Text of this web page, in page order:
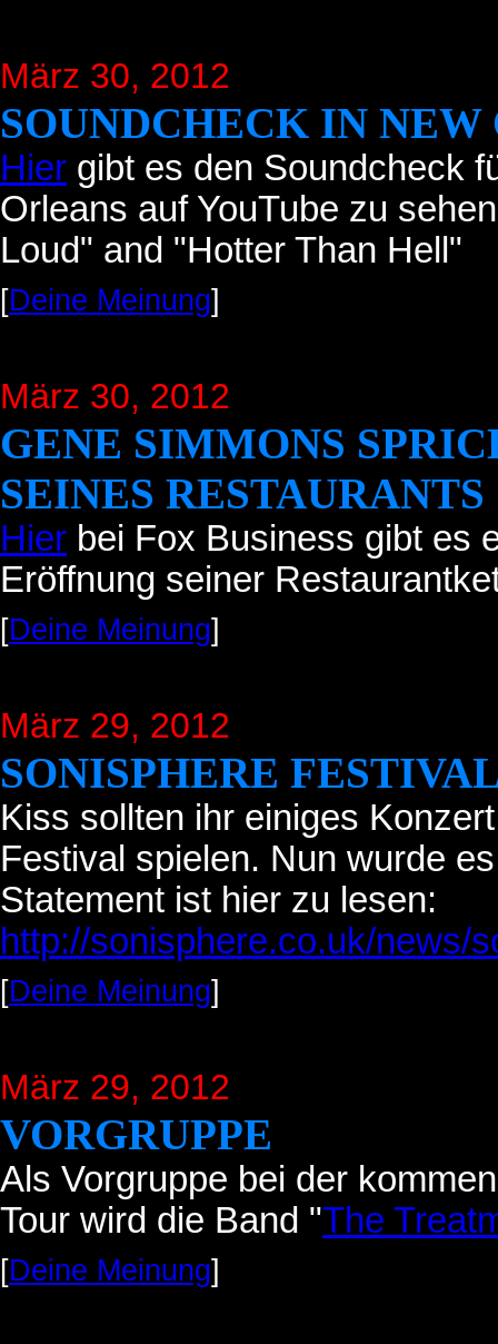
März 30, 2012
SOUNDCHECK IN NEW
Hier gibt es den Soundcheck
Orleans auf YouTube zu
Loud" and "Hotter Than Hell"
[Deine Meinung]
März 30, 2012
GENE SIMMONS
SEINES RESTAURANTS
Hier bei Fox Business gibt es
Eröffnung seiner
[Deine Meinung]
März 29, 2012
SONISPHERE
Kiss sollten ihr einiges
Festival spielen. Nun wurde
Statement ist hier zu lesen:
http://sonisphere.co.uk/news/
[Deine Meinung]
März 29, 2012
VORGRUPPE
Als Vorgruppe bei der
Tour wird die Band "The
[Deine Meinung]